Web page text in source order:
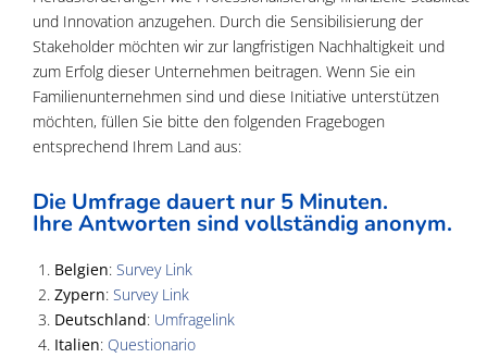
und Innovation anzugehen. Durch die Sensibilisierung der
Stakeholder möchten wir zur langfristigen Nachhaltigkeit und
zum Erfolg dieser Unternehmen beitragen. Wenn Sie ein
Familienunternehmen sind und diese Initiative unterstützen
möchten, füllen Sie bitte den folgenden Fragebogen
entsprechend Ihrem Land aus:
Die Umfrage dauert nur 5 Minuten.
Ihre Antworten sind vollständig anonym.
Belgien: Survey Link
Zypern: Survey Link
Deutschland: Umfragelink
Italien: Questionario